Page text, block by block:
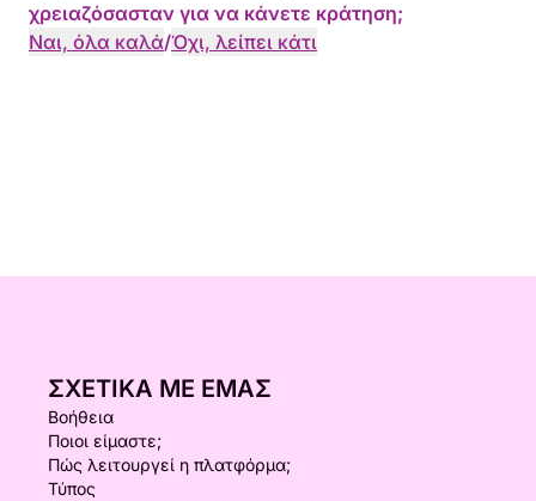
χρειαζόσασταν για να κάνετε κράτηση;
Ναι, όλα καλά/Όχι, λείπει κάτι
ΣΧΕΤΙΚΆ ΜΕ ΕΜΆΣ
Βοήθεια
Ποιοι είμαστε;
Πώς λειτουργεί η πλατφόρμα;
Τύπος